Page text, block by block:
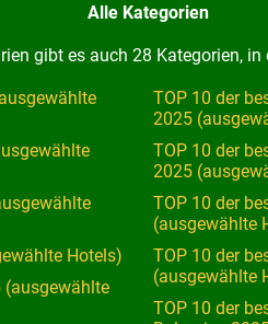
Alle Kategorien
gibt es auch 28 Kategorien,
Hotels)
(ausgewählte
TOP 10 der
2025
TOP 10 der
2025
TOP 10 der
(ausgewählte
TOP 10 der
(ausgewählte
TOP 10 der